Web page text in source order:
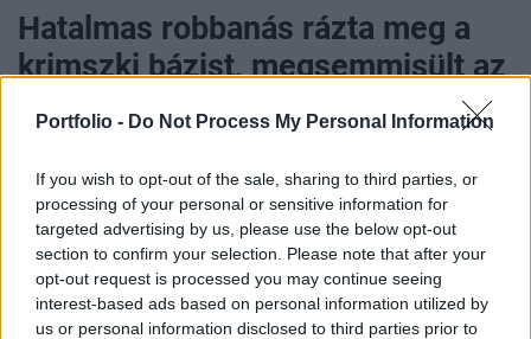
Portfolio - Do Not Process My Personal Information
If you wish to opt-out of the sale, sharing to third parties, or
processing of your personal or sensitive information for
targeted advertising by us, please use the below opt-out
section to confirm your selection. Please note that after your
opt-out request is processed you may continue seeing
interest-based ads based on personal information utilized by
us or personal information disclosed to third parties prior to
Hatalmas robbanás rázta meg a
krimszki bázist, megsemmisült az
oroszok féltett fegyvere
Portfolio
2024. december 16. 18:48
Az ukrán katonai hírszerzés (HUR) sikeres
műveletet hajtott végre a Krasznodar területén